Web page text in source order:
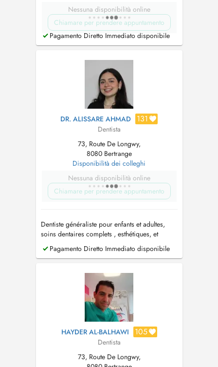
Nessuna disponibilità online
Chiamare per prendere appuntamento
Pagamento Diretto Immediato disponibile
DR. ALISSARE AHMAD 131
Dentista
73, Route De Longwy,
8080 Bertrange
Disponibilità dei colleghi
Nessuna disponibilità online
Chiamare per prendere appuntamento
Dentiste généraliste pour enfants et adultes,
soins dentaires complets , esthétiques, et
urgences dentaires . MEOPA pour un confort
de soin optimal chez les patients anxieux.
Pagamento Diretto Immediato disponibile
HAYDER AL-BALHAWI 105
Dentista
73, Route De Longwy,